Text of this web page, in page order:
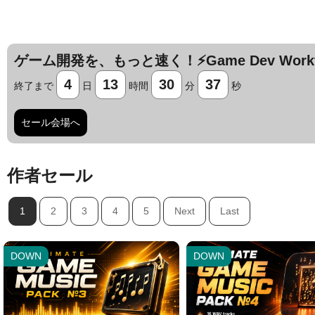
ゲーム開発を、もっと速く！⚡️Game Dev
終了まで 4 日 13 時間 30 分 36 秒
セール会場へ
作者セール
1 2 3 4 5 Next Last
DOWN DOWN